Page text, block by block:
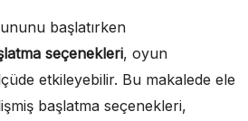
başlatırken
seçenekleri, oyun
etkileyebilir. Bu makalede ele
başlatma seçenekleri,